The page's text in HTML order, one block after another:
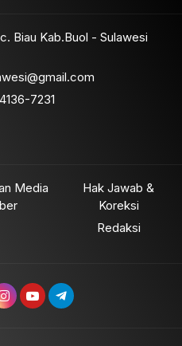
Biau Kab.Buol - Sulawesi
7231
Media
Hak Jawab &
Koreksi
Redaksi